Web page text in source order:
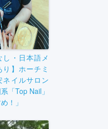
し・日本語メ
り】ホーチミ
ネイルサロン
「Top Nail」
！」